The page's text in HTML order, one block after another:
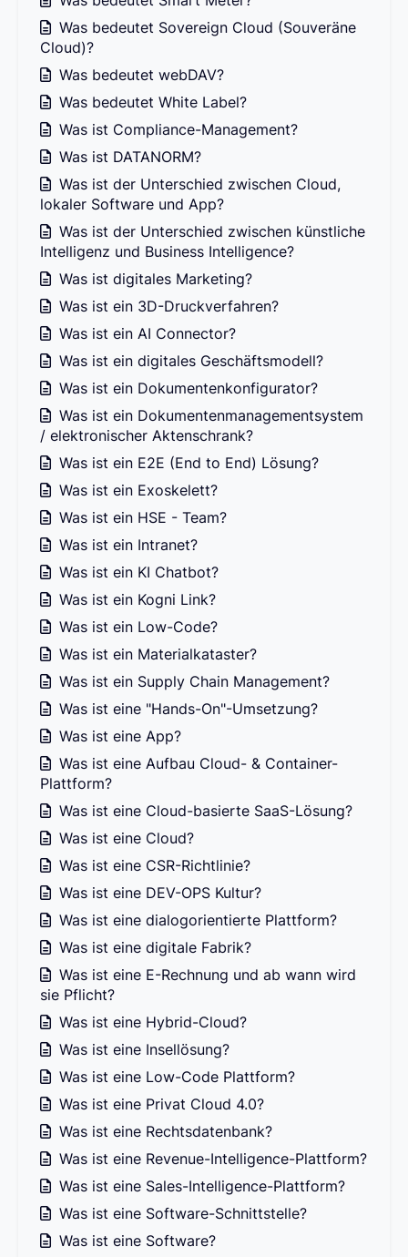
Was bedeutet Sovereign Cloud (Souveräne
Cloud)?
Was bedeutet webDAV?
Was bedeutet White Label?
Was ist Compliance-Management?
Was ist DATANORM?
Was ist der Unterschied zwischen Cloud,
lokaler Software und App?
Was ist der Unterschied zwischen künstliche
Intelligenz und Business Intelligence?
Was ist digitales Marketing?
Was ist ein 3D-Druckverfahren?
Was ist ein AI Connector?
Was ist ein digitales Geschäftsmodell?
Was ist ein Dokumentenkonfigurator?
Was ist ein Dokumentenmanagementsystem
/ elektronischer Aktenschrank?
Was ist ein E2E (End to End) Lösung?
Was ist ein Exoskelett?
Was ist ein HSE - Team?
Was ist ein Intranet?
Was ist ein KI Chatbot?
Was ist ein Kogni Link?
Was ist ein Low-Code?
Was ist ein Materialkataster?
Was ist ein Supply Chain Management?
Was ist eine "Hands-On"-Umsetzung?
Was ist eine App?
Was ist eine Aufbau Cloud- & Container-
Plattform?
Was ist eine Cloud-basierte SaaS-Lösung?
Was ist eine Cloud?
Was ist eine CSR-Richtlinie?
Was ist eine DEV-OPS Kultur?
Was ist eine dialogorientierte Plattform?
Was ist eine digitale Fabrik?
Was ist eine E-Rechnung und ab wann wird
sie Pflicht?
Was ist eine Hybrid-Cloud?
Was ist eine Insellösung?
Was ist eine Low-Code Plattform?
Was ist eine Privat Cloud 4.0?
Was ist eine Rechtsdatenbank?
Was ist eine Revenue-Intelligence-Plattform?
Was ist eine Sales-Intelligence-Plattform?
Was ist eine Software-Schnittstelle?
Was ist eine Software?